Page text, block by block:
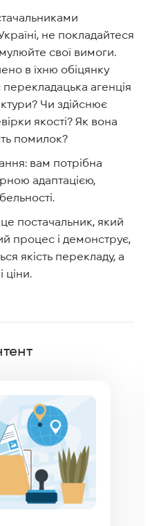
не покладайтеся
свої вимоги.
в їхню обіцянку
агенція
Чи здійснює
якості? Як вона
помилок?
вам потрібна
адаптацією,
постачальник, який
процес і демонструє,
якість перекладу, а
ціни.